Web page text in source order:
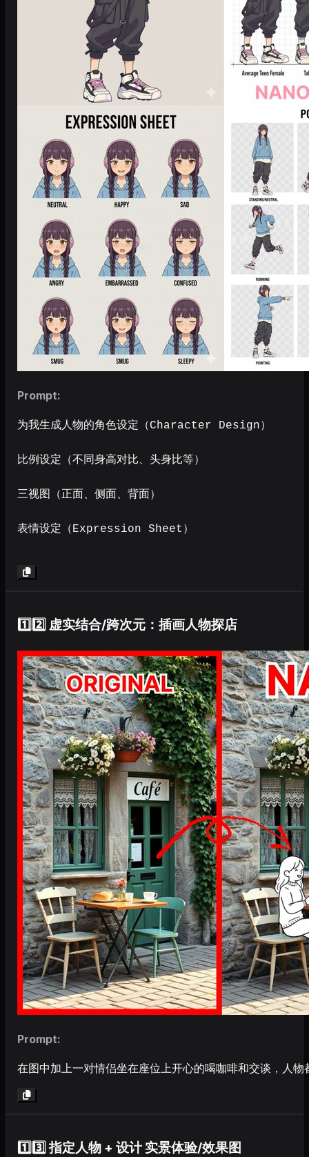
Prompt:
为我生成人物的角色设定（Character Design）
比例设定（不同身高对比、头身比等）
三视图（正面、侧面、背面）
表情设定（Expression Sheet）
动作设定（Pose Sheet） → 各种常见姿势
1️⃣2️⃣ 虚实结合/跨次元：插画人物探店
Prompt:
在图中加上一对情侣坐在座位上开心的喝咖啡和交谈，人物
1️⃣3️⃣ 指定人物 + 设计 实景体验/效果图